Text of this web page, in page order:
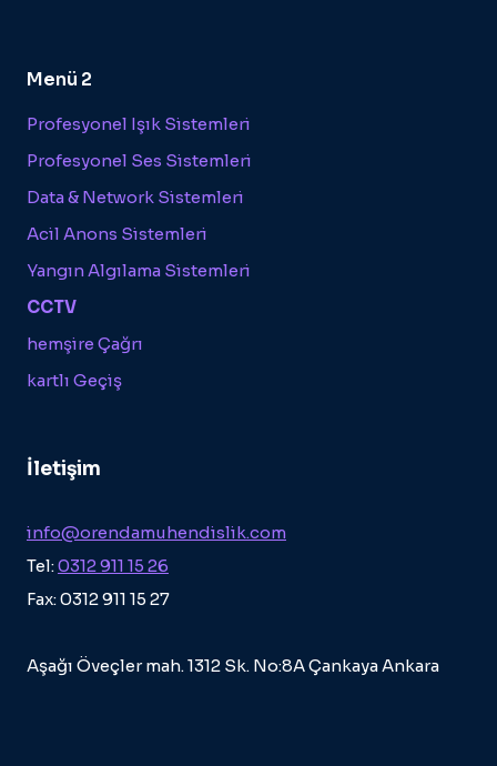
Menü 2
Profesyonel Işık Sistemleri
Profesyonel Ses Sistemleri
Data & Network Sistemleri
Acil Anons Sistemleri
Yangın Algılama Sistemleri
CCTV
hemşire Çağrı
kartlı Geçiş
İletişim
info@orendamuhendislik.com
Tel:0312 911 15 26
Fax: 0312 911 15 27
Aşağı Öveçler mah. 1312 Sk. No:8A Çankaya Ankara